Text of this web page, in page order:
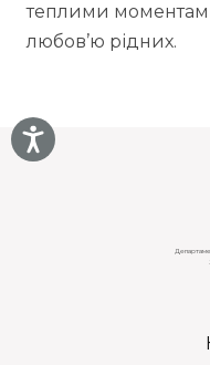
теплими
любов’ю рідних.